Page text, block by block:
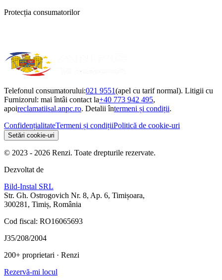
Protecția consumatorilor
Telefonul consumatorului:021 9551(apel cu tarif normal). Litigii cu
Furnizorul: mai întâi contact la+40 773 942 495,
apoireclamatiisal.anpc.ro. Detalii întermeni și condiții.
ConfidențialitateTermeni și condițiiPolitică de cookie-uri
Setări cookie-uri
© 2023 - 2026 Renzi. Toate drepturile rezervate.
Dezvoltat de
Bild-Instal SRL
Str. Gh. Ostrogovich Nr. 8, Ap. 6, Timișoara,
300281, Timiș, România
Cod fiscal: RO16065693
J35/208/2004
200+ proprietari · Renzi
Rezervă-mi locul